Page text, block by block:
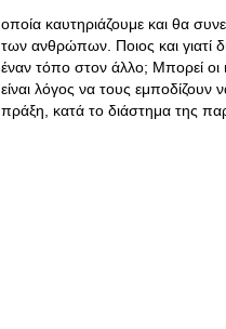
οποία καυτηριάζουμε και θα
των ανθρώπων. Ποιος και γιατί
έναν τόπο στον άλλο; Μπορεί οι
είναι λόγος να τους
πράξη, κατά το διάστημα της